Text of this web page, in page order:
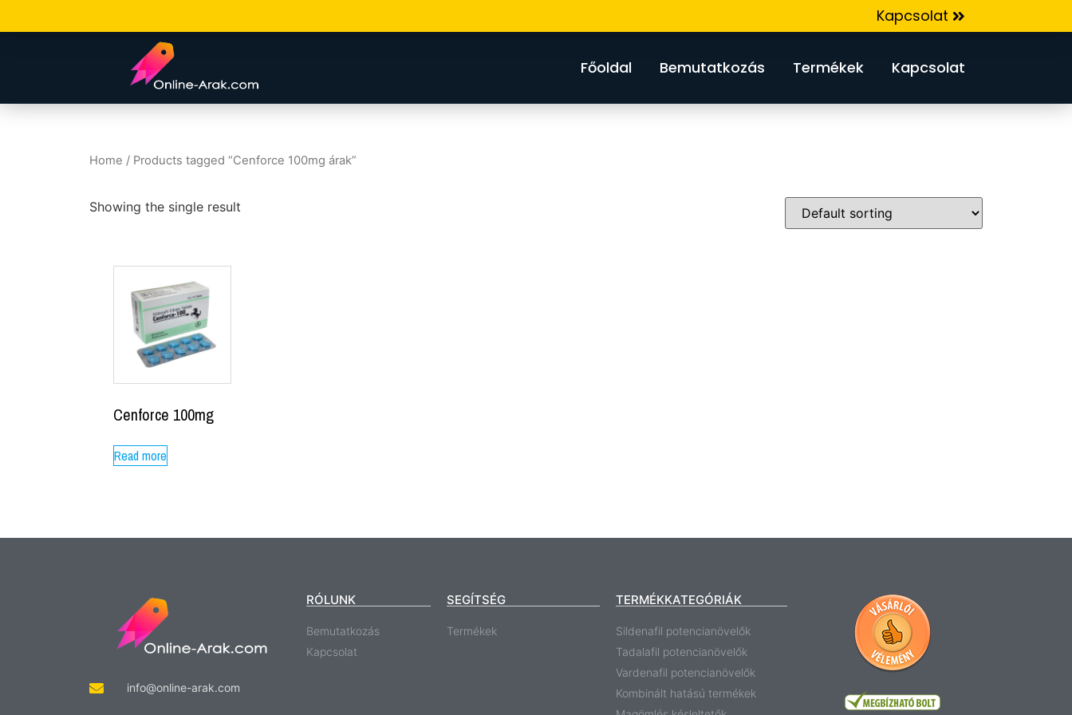
Kapcsolat
Főoldal Bemutatkozás Termékek Kapcsolat
Home / Products tagged “Cenforce 100mg árak”
Showing the single result
Cenforce 100mg
Read more
info@online-arak.com
RÓLUNK
Bemutatkozás
Kapcsolat
SEGÍTSÉG
Termékek
TERMÉKKATEGÓRIÁK
Sildenafil potencianövelők
Tadalafil potencianövelők
Vardenafil potencianövelők
Kombinált hatású termékek